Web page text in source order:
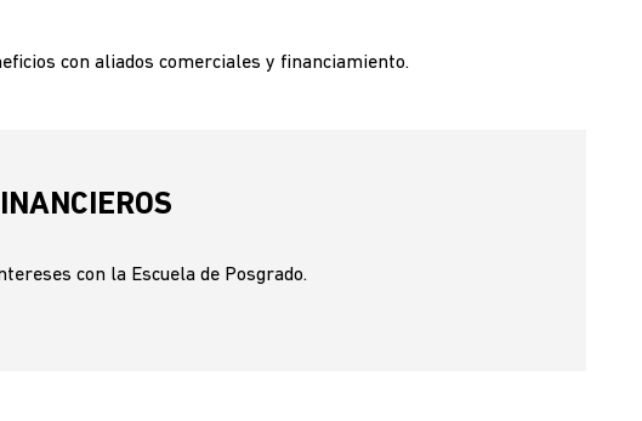
con aliados comerciales y financiamiento.
con la Escuela de Posgrado.